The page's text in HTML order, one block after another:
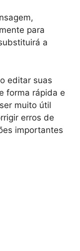
para
a
editar suas
forma rápida e
muito útil
erros de
importantes